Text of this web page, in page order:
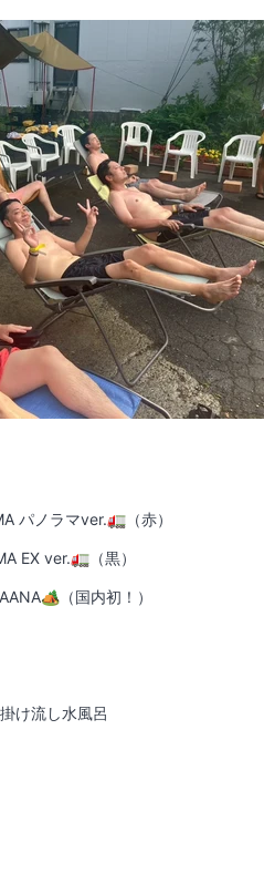
パノラマver.🚛（赤）
EX ver.🚛（黒）
（国内初！）
け流し水風呂